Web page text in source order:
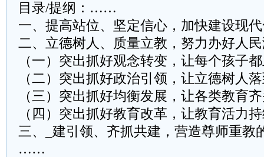
目录/提纲：……
一、提高站位、坚定信心，加快建设现
二、立德树人、质量立教，努力办好人
（一）突出抓好观念转变，让每个孩子
（二）突出抓好政治引领，让立德树人
（三）突出抓好均衡发展，让各类教育
（四）突出抓好教育改革，让教育活力
三、_建引领、齐抓共建，营造尊师重教
……